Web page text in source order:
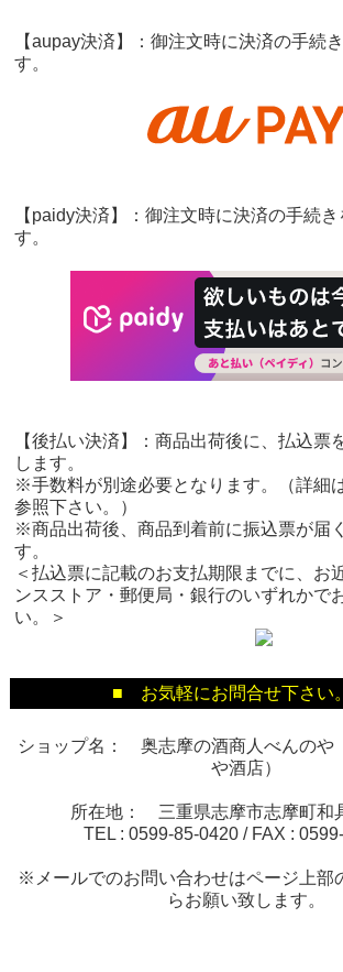
【aupay決済】：御注文時に決済の手続
す。
【paidy決済】：御注文時に決済の手続
す。
【後払い決済】：商品出荷後に、払込票
します。
※手数料が別途必要となります。（詳細
参照下さい。）
※商品出荷後、商品到着前に振込票が届
す。
＜払込票に記載のお支払期限までに、お
ンスストア・郵便局・銀行のいずれかで
い。＞
■ お気軽にお問合せ下さ
ショップ名： 奥志摩の酒商人べんのや
や酒店）
所在地： 三重県志摩市志摩町和
TEL : 0599-85-0420 / FAX :
※メールでのお問い合わせはページ上部
らお願い致します。